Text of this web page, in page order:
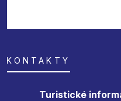
KONTAKTY
Turistické